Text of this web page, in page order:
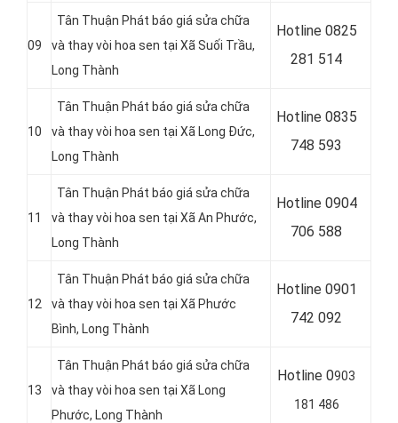
09
Tân Thuận Phát báo giá sửa chữa
và thay vòi hoa sen tại Xã Suối Trầu,
Long Thành
Hotline 0825
281 514
10
Tân Thuận Phát báo giá sửa chữa
và thay vòi hoa sen tại Xã Long Đức,
Long Thành
Hotline 0835
748 593
11
Tân Thuận Phát báo giá sửa chữa
và thay vòi hoa sen tại Xã An Phước,
Long Thành
Hotline 0904
706 588
12
Tân Thuận Phát báo giá sửa chữa
và thay vòi hoa sen tại Xã Phước
Bình, Long Thành
Hotline 0901
742 092
13
Tân Thuận Phát báo giá sửa chữa
và thay vòi hoa sen tại Xã Long
Phước, Long Thành
Hotline 0903
181 486